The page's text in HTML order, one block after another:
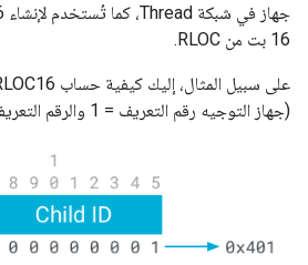
16 بت من RLOC.
(جهاز التوجيه رقم التعريف = 1 والرقم التعريفي الفرعي = 1):